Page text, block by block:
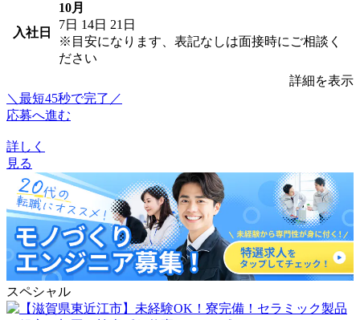
入社日
10月
7日 14日 21日
※目安になります、表記なしは面接時にご相談く
ださい
詳細を表示
＼最短45秒で完了／
応募へ進む
詳しく
見る
スペシャル